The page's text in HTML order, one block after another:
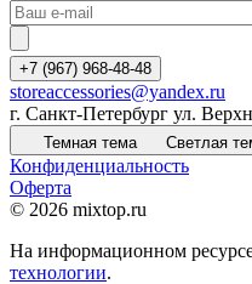
+7 (967) 968-48-48
storeaccessories@yandex.ru
г. Санкт-Петербург ул.
Темная тема Светлая
Конфиденциальность
Оферта
© 2026 mixtop.ru
На информационном
технологии.